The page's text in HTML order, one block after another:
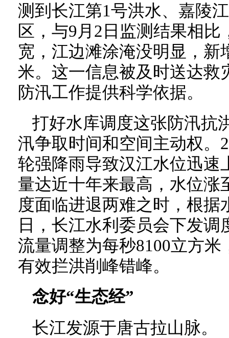
测到长江第1号洪水、嘉陵
区，与9月2日监测结果相
宽，江边滩涂淹没明显，新
米。这一信息被及时送达救
防汛工作提供科学依据。
打好水库调度这张防汛抗
汛争取时间和空间主动权。
轮强降雨导致汉江水位迅速
量达近十年来最高，水位涨
度面临进退两难之时，根据
日，长江水利委员会下发
流量调整为每秒8100立方
有效拦洪削峰错峰。
念好“生态经”
长江发源于唐古拉山脉。